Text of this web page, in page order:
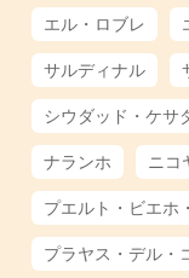
エル・ロブレ
サルディナル
シウダッド・ケサ
ナランホ
ニコ
プエルト・ビエホ
プラヤス・デル・